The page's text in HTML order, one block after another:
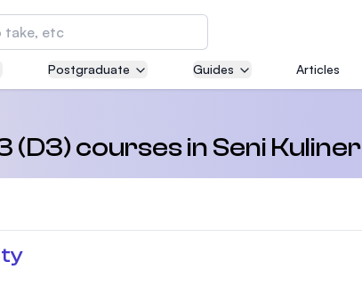
Technology and
IT and Engineering
(IMU)
private medical
Postgraduate Guides Articles
(D3) courses in Seni Kuliner